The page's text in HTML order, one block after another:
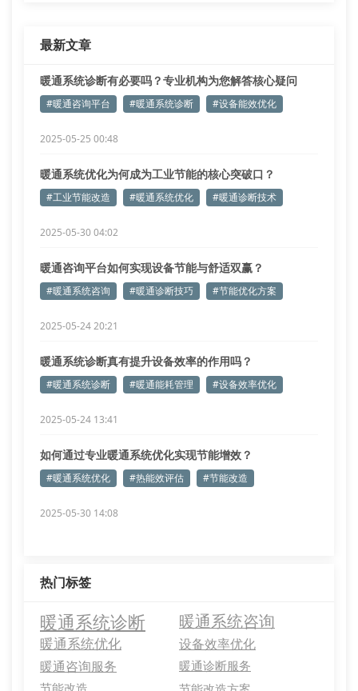
最新文章
暖通系统诊断有必要吗？专业机构为您解答核心疑问
#暖通咨询平台 #暖通系统诊断 #设备能效优化
2025-05-25 00:48
暖通系统优化为何成为工业节能的核心突破口？
#工业节能改造 #暖通系统优化 #暖通诊断技术
2025-05-30 04:02
暖通咨询平台如何实现设备节能与舒适双赢？
#暖通系统咨询 #暖通诊断技巧 #节能优化方案
2025-05-24 20:21
暖通系统诊断真有提升设备效率的作用吗？
#暖通系统诊断 #暖通能耗管理 #设备效率优化
2025-05-24 13:41
如何通过专业暖通系统优化实现节能增效？
#暖通系统优化 #热能效评估 #节能改造
2025-05-30 14:08
热门标签
暖通系统诊断 暖通系统咨询
暖通系统优化
设备效率优化
暖通咨询服务
暖通诊断服务